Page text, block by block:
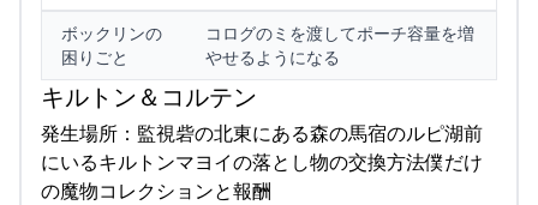
ボックリンの
困りごと
コログのミを渡してポーチ容量を増
やせるようになる
キルトン＆コルテン
発生場所：監視砦の北東にある森の馬宿のルピ湖前
にいるキルトンマヨイの落とし物の交換方法僕だけ
の魔物コレクションと報酬